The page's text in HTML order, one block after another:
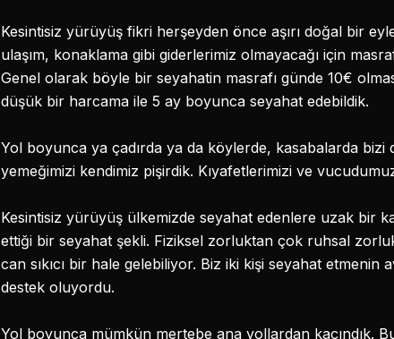
Kesintisiz yürüyüş fikri herşeyden önce aşırı doğal bir
ulaşım, konaklama gibi giderlerimiz olmayacağı için
Genel olarak böyle bir seyahatin masrafı günde 10€
düşük bir harcama ile 5 ay boyunca seyahat edebildik.
Yol boyunca ya çadırda ya da köylerde, kasabalarda
yemeğimizi kendimiz pişirdik. Kıyafetlerimizi ve
Kesintisiz yürüyüş ülkemizde seyahat edenlere uzak bir
ettiği bir seyahat şekli. Fiziksel zorluktan çok ruhsal
can sıkıcı bir hale gelebiliyor. Biz iki kişi seyahat etmenin
destek oluyordu.
Yol boyunca mümkün mertebe ana yollardan kaçındık.